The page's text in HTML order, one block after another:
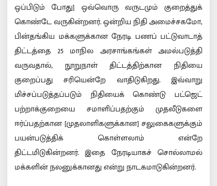
ஒப்பிடும் போது] ஒவ்வொரு வருடமும் குறைத்துக்
கொண்டே வருகின்றனர். ஒன்றிய நிதி அமைச்சகமோ,
பின்தங்கிய மக்களுக்கான நேரடி பணப் பட்டுவாடாத்
திட்டத்தை 25 மாநில அரசாங்கங்கள் அமல்படுத்தி
வருவதால், நூறுநாள் திட்டத்திற்கான நிதியை
குறைப்பது சரியென்றே வாதிடுகிறது. இவ்வாறு
மிச்சப்படுத்தப்படும் நிதியைக் கொண்டு பட்ஜெட்
பற்றாக்குறையை சமாளிப்பதற்கும் முதலீடுகளை
ஈர்ப்பதற்கான [முதலாளிகளுக்கான] சலுகைகளுக்கும்
பயன்படுத்திக் கொள்ளலாம் என்றே
திட்டமிடுகின்றனர். இதை நேரடியாகச் சொல்லாமல்
மக்களின் நலனுக்கானது என்று நாடகமாடுகின்றனர்.